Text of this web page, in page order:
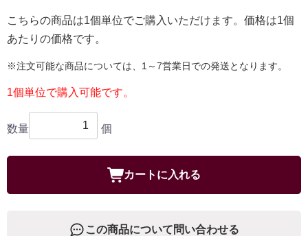
こちらの商品は1個単位でご購入いただけます。価格は1個
あたりの価格です。
※注文可能な商品については、1～7営業日での発送となります。
1個単位で購入可能です。
数量 個
カートに入れる
この商品について問い合わせる